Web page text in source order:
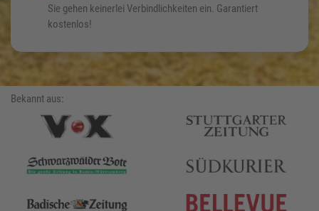
Sie gehen keinerlei Verbindlichkeiten ein. Garantiert
kostenlos!
Bekannt aus: